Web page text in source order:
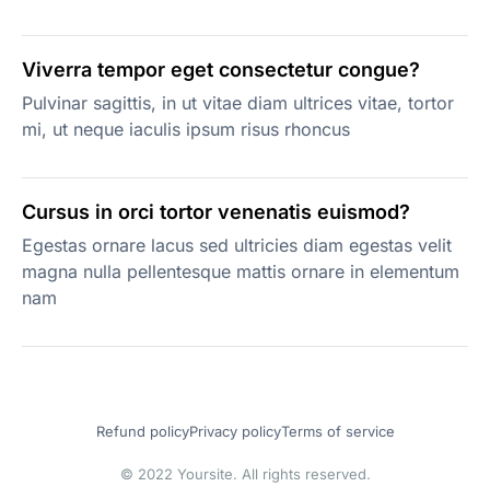
Viverra tempor eget consectetur congue?
Pulvinar sagittis, in ut vitae diam ultrices vitae, tortor
mi, ut neque iaculis ipsum risus rhoncus
Cursus in orci tortor venenatis euismod?
Egestas ornare lacus sed ultricies diam egestas velit
magna nulla pellentesque mattis ornare in elementum
nam
Refund policyPrivacy policyTerms of service
© 2022 Yoursite. All rights reserved.